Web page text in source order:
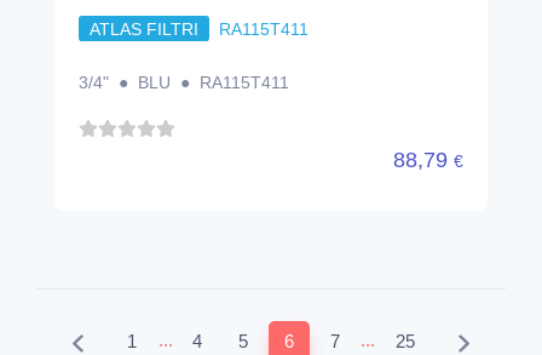
ATLAS FILTRI RA115T411
3/4" ● BLU ● RA115T411
88,79 €
1 ... 4 5 6 7 ... 25